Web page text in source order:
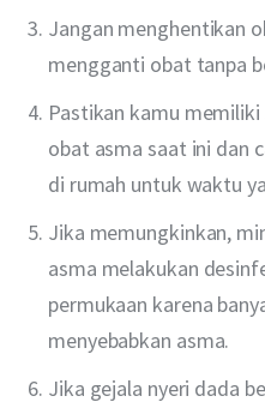
Jangan menghentikan
mengganti obat tanpa
Pastikan kamu
obat asma saat ini dan
di rumah untuk waktu
Jika memungkinkan,
asma melakukan
permukaan karena
menyebabkan asma.
Jika gejala nyeri dada